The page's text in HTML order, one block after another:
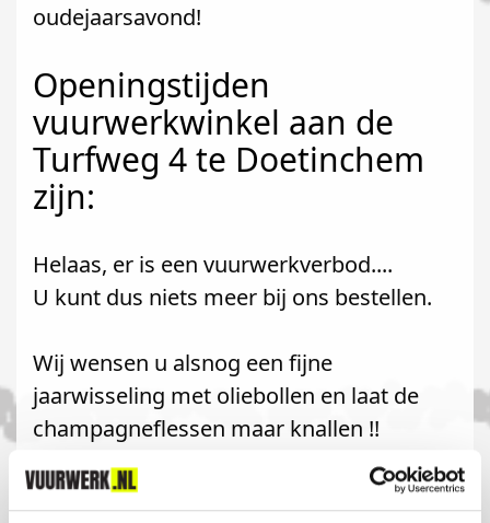
oudejaarsavond!
Openingstijden
vuurwerkwinkel aan de
Turfweg 4 te Doetinchem
zijn:
Helaas, er is een vuurwerkverbod....
U kunt dus niets meer bij ons bestellen.
Wij wensen u alsnog een fijne
jaarwisseling met oliebollen en laat de
champagneflessen maar knallen !!
Komt u uit Ulft?